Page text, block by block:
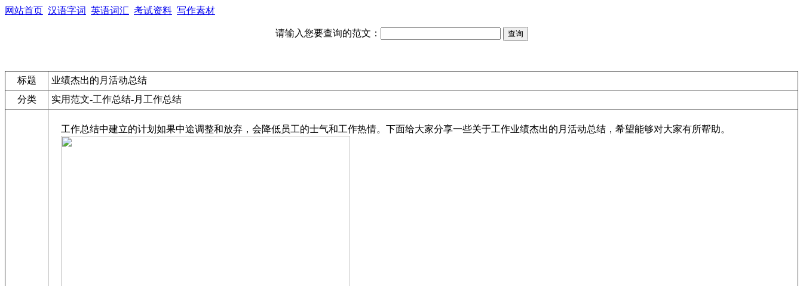
网站首页 汉语字词 英语词汇 考试资料 写作素材
请输入您要查询的范文：
标题
业绩杰出的月活动总结
分类
实用范文-工作总结-月工作总结
工作总结中建立的计划如果中途调整和放弃，会降低员工的士气和工作热情。下面给大家分享一些关于工作业绩杰出的月活动总结，希望能够对大家有所帮助。